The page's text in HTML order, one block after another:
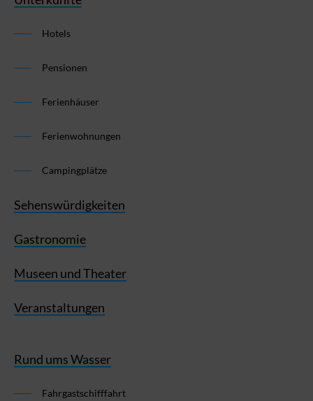
Hotels
Pensionen
Ferienhäuser
Ferienwohnungen
Campingplätze
Sehenswürdigkeiten
Gastronomie
Museen und Theater
Veranstaltungen
Rund ums Wasser
Fahrgastschifffahrt